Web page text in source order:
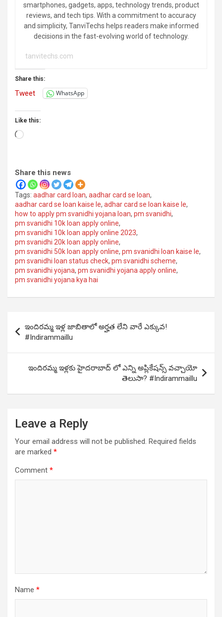
smartphones, gadgets, apps, technology trends, product
reviews, and tech tips. With a commitment to accuracy
and simplicity, TanviTechs helps readers make informed
decisions in the fast-evolving world of technology.
tanvitechs.com
Share this:
Tweet WhatsApp
Like this:
Loading…
Share this news
Tags: aadhar card loan, aadhar card se loan,
aadhar card se loan kaise le, adhar card se loan kaise le,
how to apply pm svanidhi yojana loan, pm svanidhi,
pm svanidhi 10k loan apply online,
pm svanidhi 10k loan apply online 2023,
pm svanidhi 20k loan apply online,
pm svanidhi 50k loan apply online, pm svanidhi loan kaise le,
pm svanidhi loan status check, pm svanidhi scheme,
pm svanidhi yojana, pm svanidhi yojana apply online,
pm svanidhi yojana kya hai
navigation
ఇందిరమ్మ ఇళ్ల జాబితాలో అర్హత లేని వారే ఎక్కువ!
#Indirammaillu
ఇందిరమ్మ ఇళ్లకు హైదరాబాద్ లో ఎన్ని అప్లికేషన్స్ వచ్చాయో
తెలుసా? #Indirammaillu
Leave a Reply
Your email address will not be published. Required fields
are marked *
Comment *
Name *